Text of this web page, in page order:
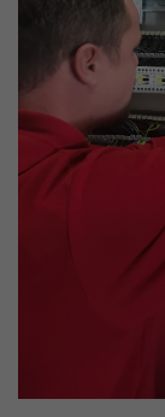
Name
Provider